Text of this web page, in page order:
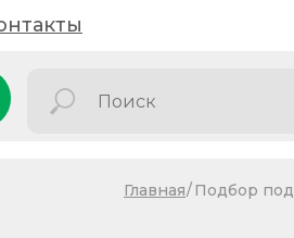
Подбор
/
Главная